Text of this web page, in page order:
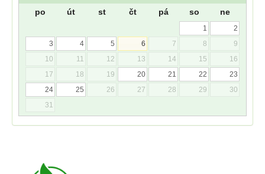
po út st čt pá so ne
1
2
3
4 5 6 7 8
9
10
11 12 13 14 15
16
17
18 19 20 21 22
23
24
25 26 27 28 29
30
31